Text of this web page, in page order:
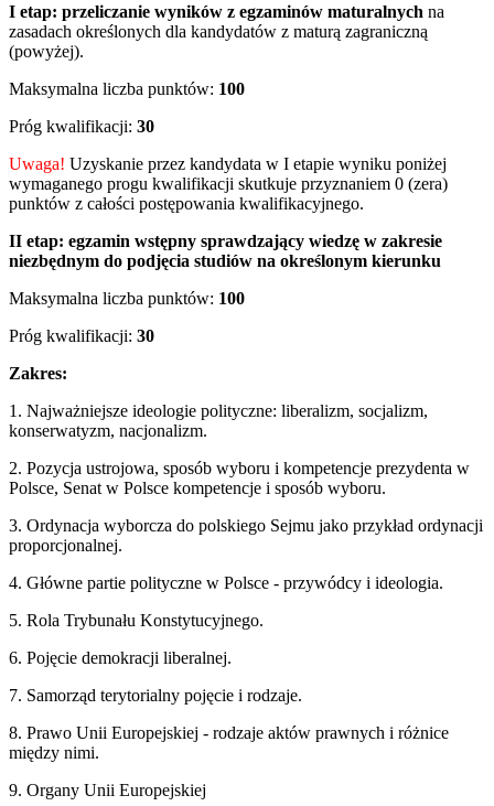
I etap: przeliczanie wyników z egzaminów maturalnych na
zasadach określonych dla kandydatów z maturą zagraniczną
(powyżej).
Maksymalna liczba punktów: 100
Próg kwalifikacji: 30
Uwaga! Uzyskanie przez kandydata w I etapie wyniku poniżej
wymaganego progu kwalifikacji skutkuje przyznaniem 0 (zera)
punktów z całości postępowania kwalifikacyjnego.
II etap: egzamin wstępny sprawdzający wiedzę w zakresie
niezbędnym do podjęcia studiów na określonym kierunku
Maksymalna liczba punktów: 100
Próg kwalifikacji: 30
Zakres:
1. Najważniejsze ideologie polityczne: liberalizm, socjalizm,
konserwatyzm, nacjonalizm.
2. Pozycja ustrojowa, sposób wyboru i kompetencje prezydenta w
Polsce, Senat w Polsce kompetencje i sposób wyboru.
3. Ordynacja wyborcza do polskiego Sejmu jako przykład ordynacji
proporcjonalnej.
4. Główne partie polityczne w Polsce - przywódcy i ideologia.
5. Rola Trybunału Konstytucyjnego.
6. Pojęcie demokracji liberalnej.
7. Samorząd terytorialny pojęcie i rodzaje.
8. Prawo Unii Europejskiej - rodzaje aktów prawnych i różnice
między nimi.
9. Organy Unii Europejskiej